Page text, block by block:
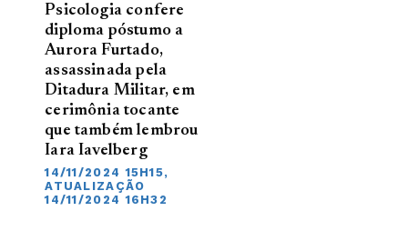
Psicologia confere
diploma póstumo a
Aurora Furtado,
assassinada pela
Ditadura Militar, em
cerimônia tocante
que também lembrou
Iara Iavelberg
14/11/2024 15H15,
ATUALIZAÇÃO
14/11/2024 16H32